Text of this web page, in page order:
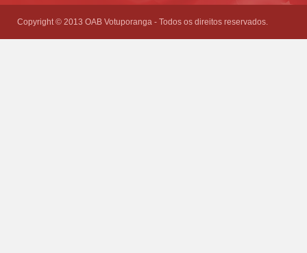
Copyright © 2013 OAB Votuporanga - Todos os direitos reservados.